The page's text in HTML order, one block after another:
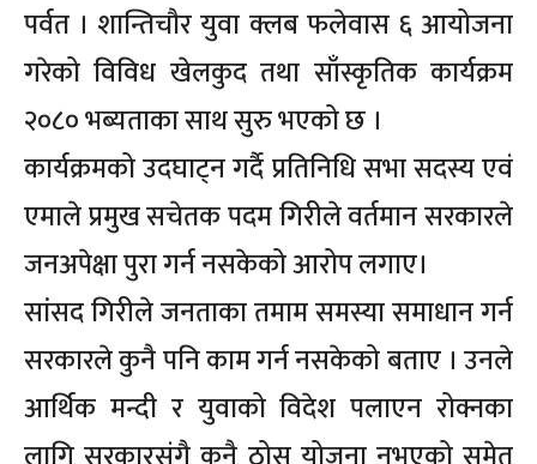
पर्वत । शान्तिचौर युवा क्लब फलेवास ६ आयोजना
गरेको विविध खेलकुद तथा साँस्कृतिक कार्यक्रम
२०८० भब्यताका साथ सुरु भएको छ ।
कार्यक्रमको उदघाट्न गर्दै प्रतिनिधि सभा सदस्य एवं
एमाले प्रमुख सचेतक पदम गिरीले वर्तमान सरकारले
जनअपेक्षा पुरा गर्न नसकेको आरोप लगाए।
सांसद गिरीले जनताका तमाम समस्या समाधान गर्न
सरकारले कुनै पनि काम गर्न नसकेको बताए । उनले
आर्थिक मन्दी र युवाको विदेश पलाएन रोक्नका